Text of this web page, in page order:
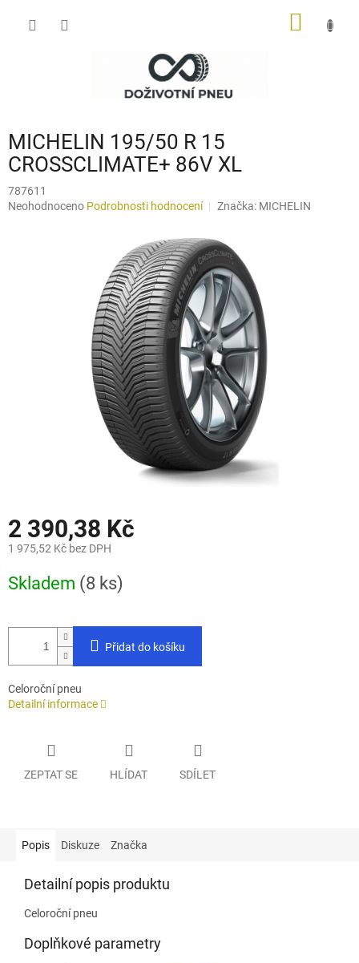
MICHELIN 195/50 R 15
CROSSCLIMATE+ 86V XL
787611
Průměrné
Neohodnoceno Podrobnosti hodnocení Značka: MICHELIN
2 390,38 Kč
1 975,52 Kč bez DPH
cena:
Skladem (8 ks)
Přidat do košíku
Celoroční pneu
Detailní informace
ZEPTAT SE HLÍDAT SDÍLET
Popis Diskuze Značka
Detailní popis produktu
Celoroční pneu
Doplňkové parametry